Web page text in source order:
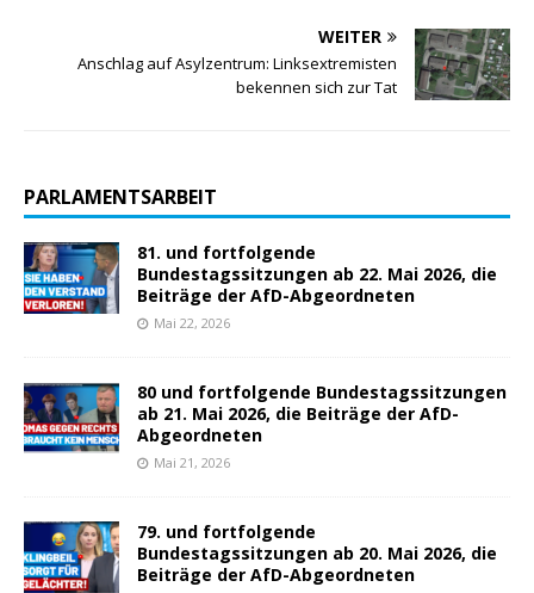
WEITER
Anschlag auf Asylzentrum: Linksextremisten
bekennen sich zur Tat
PARLAMENTSARBEIT
81. und fortfolgende
Bundestagssitzungen ab 22. Mai 2026, die
Beiträge der AfD-Abgeordneten
Mai 22, 2026
80 und fortfolgende Bundestagssitzungen
ab 21. Mai 2026, die Beiträge der AfD-
Abgeordneten
Mai 21, 2026
79. und fortfolgende
Bundestagssitzungen ab 20. Mai 2026, die
Beiträge der AfD-Abgeordneten